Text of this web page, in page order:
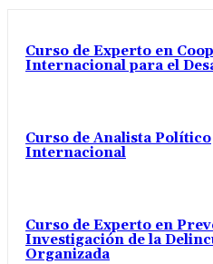
Curso de Experto en
Internacional para el
Curso de Analista Político
Internacional
Curso de Experto en
Investigación de la
Organizada